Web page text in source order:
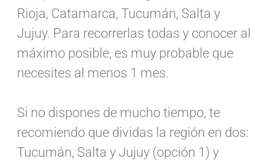
Rioja, Catamarca, Tucumán, Salta y
Jujuy. Para recorrerlas todas y conocer al
máximo posible, es muy probable que
necesites al menos 1 mes.
Si no dispones de mucho tiempo, te
recomiendo que dividas la región en dos:
Tucumán, Salta y Jujuy (opción 1) y